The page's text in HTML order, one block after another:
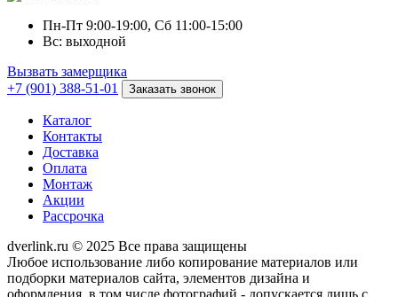
Пн-Пт 9:00-19:00, Сб 11:00-15:00
Вс: выходной
Вызвать замерщика
+7 (901) 388-51-01
Заказать звонок
Каталог
Контакты
Доставка
Оплата
Монтаж
Акции
Рассрочка
dverlink.ru © 2025 Все права защищены
Любое использование либо копирование материалов или
подборки материалов сайта, элементов дизайна и